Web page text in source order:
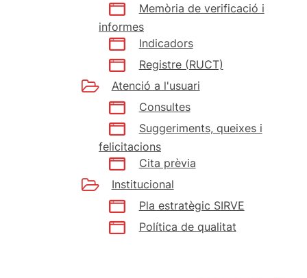
Memòria de verificació i
informes
Indicadors
Registre (RUCT)
Atenció a l'usuari
Consultes
Suggeriments, queixes i
felicitacions
Cita prèvia
Institucional
Pla estratègic SIRVE
Política de qualitat